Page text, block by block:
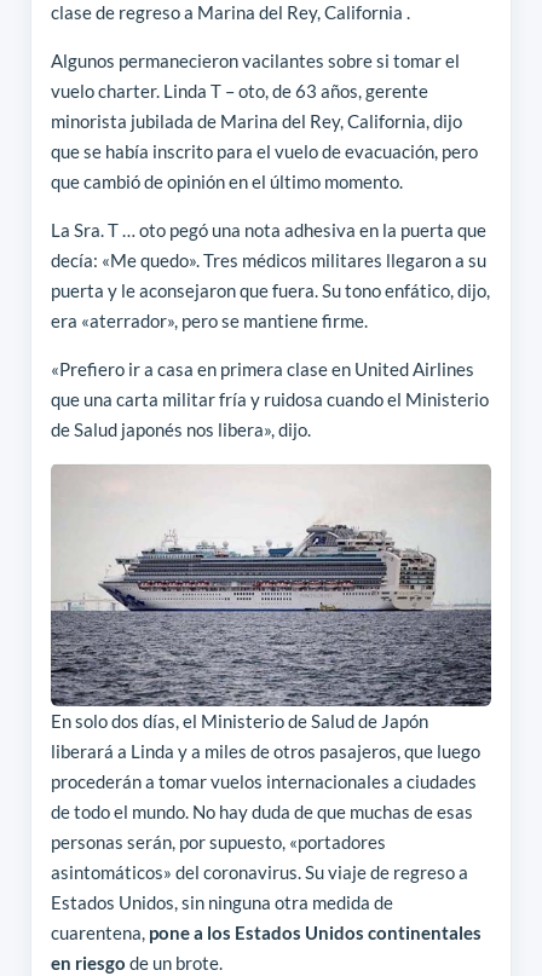
clase de regreso a Marina del Rey, California .
Algunos permanecieron vacilantes sobre si tomar el
vuelo charter. Linda T – oto, de 63 años, gerente
minorista jubilada de Marina del Rey, California, dijo
que se había inscrito para el vuelo de evacuación, pero
que cambió de opinión en el último momento.
La Sra. T … oto pegó una nota adhesiva en la puerta que
decía: «Me quedo». Tres médicos militares llegaron a su
puerta y le aconsejaron que fuera. Su tono enfático, dijo,
era «aterrador», pero se mantiene firme.
«Prefiero ir a casa en primera clase en United Airlines
que una carta militar fría y ruidosa cuando el Ministerio
de Salud japonés nos libera», dijo.
En solo dos días, el Ministerio de Salud de Japón
liberará a Linda y a miles de otros pasajeros, que luego
procederán a tomar vuelos internacionales a ciudades
de todo el mundo. No hay duda de que muchas de esas
personas serán, por supuesto, «portadores
asintomáticos» del coronavirus. Su viaje de regreso a
Estados Unidos, sin ninguna otra medida de
cuarentena, pone a los Estados Unidos continentales
en riesgo de un brote.